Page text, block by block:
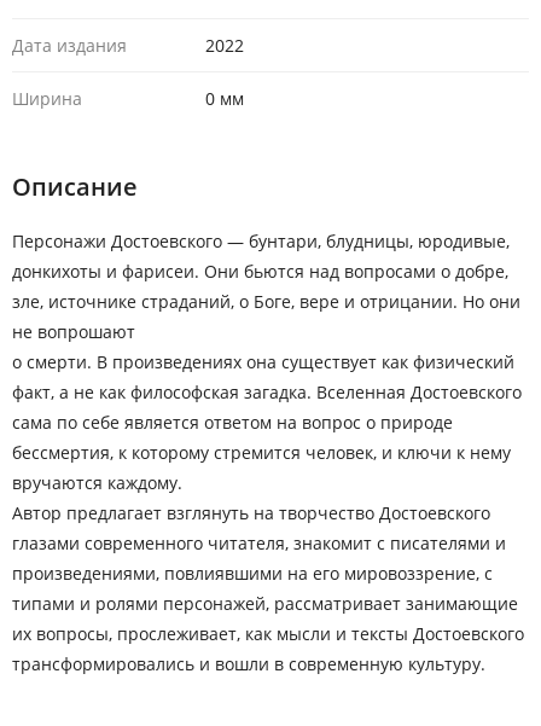
Дата издания 2022
Ширина 0 мм
Описание
Персонажи Достоевского — бунтари, блудницы, юродивые,
донкихоты и фарисеи. Они бьются над вопросами о добре,
зле, источнике страданий, о Боге, вере и отрицании. Но они
не вопрошают
о смерти. В произведениях она существует как физический
факт, а не как философская загадка. Вселенная Достоевского
сама по себе является ответом на вопрос о природе
бессмертия, к которому стремится человек, и ключи к нему
вручаются каждому.
Автор предлагает взглянуть на творчество Достоевского
глазами современного читателя, знакомит с писателями и
произведениями, повлиявшими на его мировоззрение, с
типами и ролями персонажей, рассматривает занимающие
их вопросы, прослеживает, как мысли и тексты Достоевского
трансформировались и вошли в современную культуру.